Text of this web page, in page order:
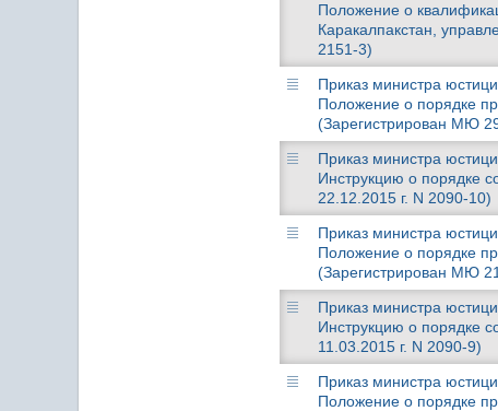
Положение о
Каракалпакстан,
2151-3)
Приказ министра
Положение о порядке
(Зарегистрирован МЮ
Приказ министра
Инструкцию о порядке
22.12.2015 г. N 2090-10)
Приказ министра
Положение о порядке
(Зарегистрирован МЮ
Приказ министра
Инструкцию о порядке
11.03.2015 г. N 2090-9)
Приказ министра
Положение о порядке